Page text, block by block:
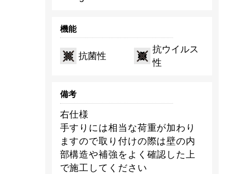
機能
抗菌性
抗ウイルス
性
備考
右仕様
手すりには相当な荷重が加わり
ますので取り付けの際は壁の内
部構造や補強をよく確認した上
で施工してください